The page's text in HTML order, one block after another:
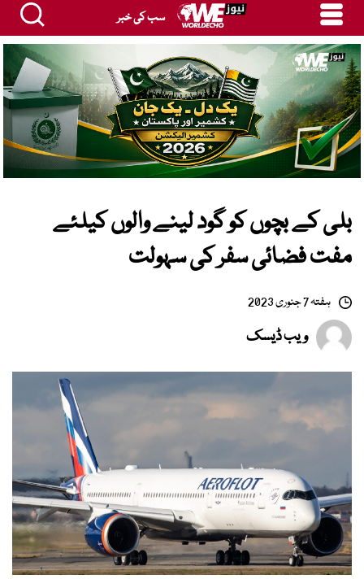
سب کی خبر
بلی کے بچوں کو گود لینے والوں کیلئے
مفت فضائی سفر کی سہولت
ہفتہ 7 جنوری 2023
ویب ڈیسک